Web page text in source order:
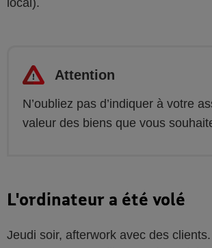
local).
Attention
N’oubliez pas d’indiquer à votre
valeur des biens que vous
L'ordinateur a été volé
Jeudi soir, afterwork avec des